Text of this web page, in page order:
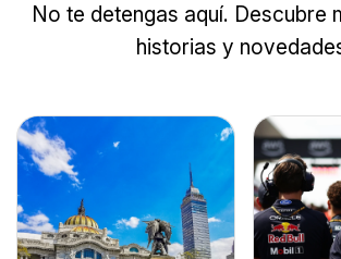
No te detengas aquí. Descubre
historias y